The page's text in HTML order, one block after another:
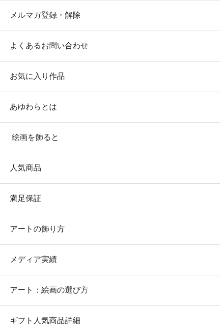
メルマガ登録・解除
よくあるお問い合わせ
お気に入り作品
あゆわらとは
絵画を飾ると
人気商品
満足保証
アートの飾り方
メディア実績
アート：絵画の選び方
ギフト人気商品詳細